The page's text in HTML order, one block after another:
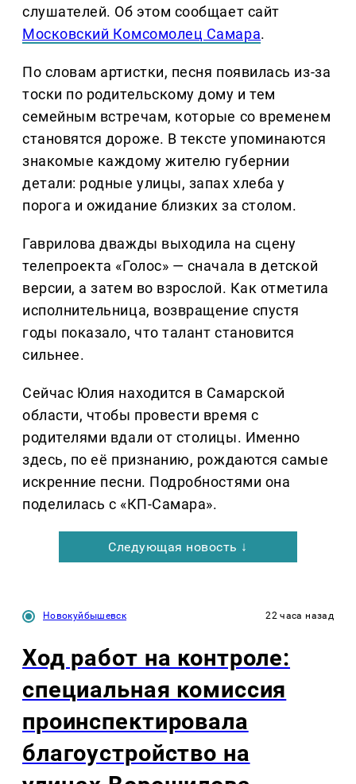
слушателей. Об этом сообщает сайт
Московский Комсомолец Самара.
По словам артистки, песня появилась из-за
тоски по родительскому дому и тем
семейным встречам, которые со временем
становятся дороже. В тексте упоминаются
знакомые каждому жителю губернии
детали: родные улицы, запах хлеба у
порога и ожидание близких за столом.
Гаврилова дважды выходила на сцену
телепроекта «Голос» — сначала в детской
версии, а затем во взрослой. Как отметила
исполнительница, возвращение спустя
годы показало, что талант становится
сильнее.
Сейчас Юлия находится в Самарской
области, чтобы провести время с
родителями вдали от столицы. Именно
здесь, по её признанию, рождаются самые
искренние песни. Подробностями она
поделилась с «КП-Самара».
Следующая новость ↓
Новокуйбышевск 22 часа назад
Ход работ на контроле:
специальная комиссия
проинспектировала
благоустройство на